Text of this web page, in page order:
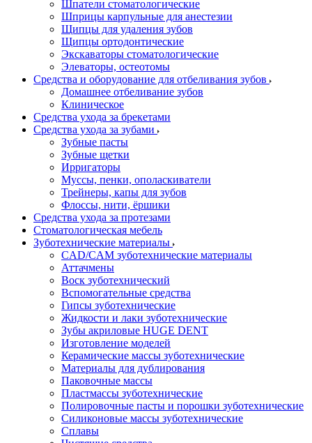
Шпатели стоматологические
Шприцы карпульные для анестезии
Щипцы для удаления зубов
Щипцы ортодонтические
Экскаваторы стоматологические
Элеваторы, остеотомы
Средства и оборудование для отбеливания зубов
Домашнее отбеливание зубов
Клиническое
Средства ухода за брекетами
Средства ухода за зубами
Зубные пасты
Зубные щетки
Ирригаторы
Муссы, пенки, ополаскиватели
Трейнеры, капы для зубов
Флоссы, нити, ёршики
Средства ухода за протезами
Стоматологическая мебель
Зуботехнические материалы
CAD/CAM зуботехнические материалы
Аттачмены
Воск зуботехнический
Вспомогательные средства
Гипсы зуботехнические
Жидкости и лаки зуботехнические
Зубы акриловые HUGE DENT
Изготовление моделей
Керамические массы зуботехнические
Материалы для дублирования
Паковочные массы
Пластмассы зуботехнические
Полировочные пасты и порошки зуботехнические
Силиконовые массы зуботехнические
Сплавы